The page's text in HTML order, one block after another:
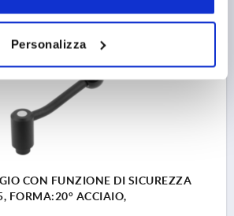
Personalizza
CON FUNZIONE DI SICUREZZA
FORMA:20° ACCIAIO,